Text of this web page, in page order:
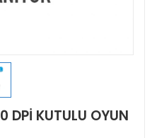
DPİ KUTULU OYUN